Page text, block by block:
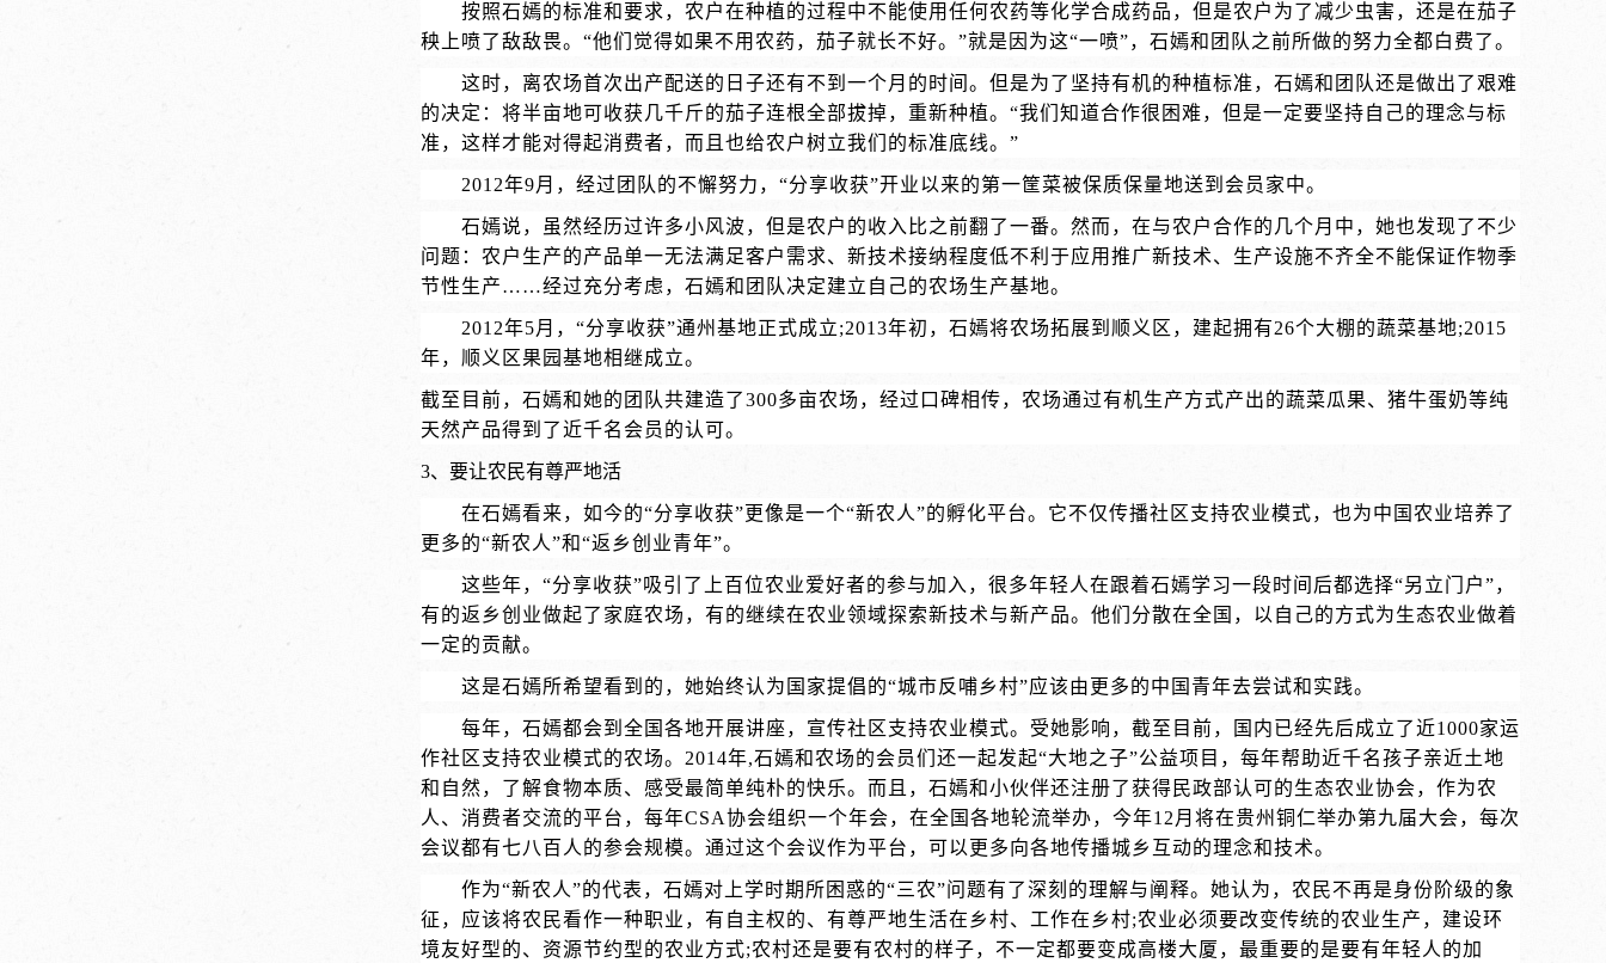
按照石嫣的标准和要求，农户在种植的过程中不能使用任何农药等化学合成药品，但是农户为了减少虫害，还是在茄子
秧上喷了敌敌畏。“他们觉得如果不用农药，茄子就长不好。”就是因为这“一喷”，石嫣和团队之前所做的努力全都白费了。
这时，离农场首次出产配送的日子还有不到一个月的时间。但是为了坚持有机的种植标准，石嫣和团队还是做出了艰难
的决定：将半亩地可收获几千斤的茄子连根全部拔掉，重新种植。“我们知道合作很困难，但是一定要坚持自己的理念与标
准，这样才能对得起消费者，而且也给农户树立我们的标准底线。”
2012年9月，经过团队的不懈努力，“分享收获”开业以来的第一筐菜被保质保量地送到会员家中。
石嫣说，虽然经历过许多小风波，但是农户的收入比之前翻了一番。然而，在与农户合作的几个月中，她也发现了不少
问题：农户生产的产品单一无法满足客户需求、新技术接纳程度低不利于应用推广新技术、生产设施不齐全不能保证作物季
节性生产……经过充分考虑，石嫣和团队决定建立自己的农场生产基地。
2012年5月，“分享收获”通州基地正式成立;2013年初，石嫣将农场拓展到顺义区，建起拥有26个大棚的蔬菜基地;2015
年，顺义区果园基地相继成立。
截至目前，石嫣和她的团队共建造了300多亩农场，经过口碑相传，农场通过有机生产方式产出的蔬菜瓜果、猪牛蛋奶等纯
天然产品得到了近千名会员的认可。
3、 要让农民有尊严地活
在石嫣看来，如今的“分享收获”更像是一个“新农人”的孵化平台。它不仅传播社区支持农业模式，也为中国农业培养了
更多的“新农人”和“返乡创业青年”。
这些年，“分享收获”吸引了上百位农业爱好者的参与加入，很多年轻人在跟着石嫣学习一段时间后都选择“另立门户”，
有的返乡创业做起了家庭农场，有的继续在农业领域探索新技术与新产品。他们分散在全国，以自己的方式为生态农业做着
一定的贡献。
这是石嫣所希望看到的，她始终认为国家提倡的“城市反哺乡村”应该由更多的中国青年去尝试和实践。
每年，石嫣都会到全国各地开展讲座，宣传社区支持农业模式。受她影响，截至目前，国内已经先后成立了近1000家运
作社区支持农业模式的农场。2014年,石嫣和农场的会员们还一起发起“大地之子”公益项目，每年帮助近千名孩子亲近土地
和自然，了解食物本质、感受最简单纯朴的快乐。而且，石嫣和小伙伴还注册了获得民政部认可的生态农业协会，作为农
人、消费者交流的平台，每年CSA协会组织一个年会，在全国各地轮流举办，今年12月将在贵州铜仁举办第九届大会，每次
会议都有七八百人的参会规模。通过这个会议作为平台，可以更多向各地传播城乡互动的理念和技术。
作为“新农人”的代表，石嫣对上学时期所困惑的“三农”问题有了深刻的理解与阐释。她认为，农民不再是身份阶级的象
征，应该将农民看作一种职业，有自主权的、有尊严地生活在乡村、工作在乡村;农业必须要改变传统的农业生产，建设环
境友好型的、资源节约型的农业方式;农村还是要有农村的样子，不一定都要变成高楼大厦，最重要的是要有年轻人的加